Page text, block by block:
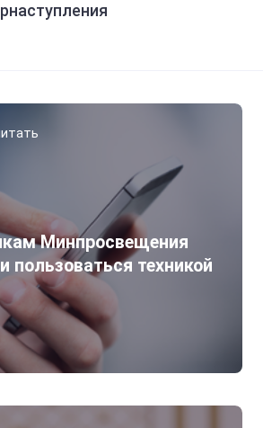
Минпросвещения
пользоваться техникой